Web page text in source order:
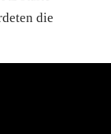
die